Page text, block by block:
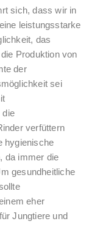
sich, dass wir in
leistungsstarke
das
Produktion von
der
sei
die
verfüttern
hygienische
da immer die
gesundheitliche
eher
Jungtiere und